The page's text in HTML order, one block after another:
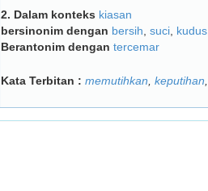
2. Dalam konteks kiasan
bersinonim dengan bersih suci kudus
Berantonim dengan tercemar
Kata Terbitan : memutihkan keputihan